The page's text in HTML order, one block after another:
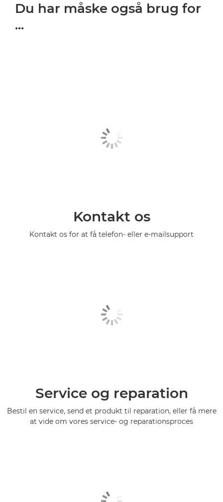
Du har måske også brug for
...
Kontakt os
Kontakt os for at få telefon- eller e-mailsupport
Service og reparation
Bestil en service, send et produkt til reparation, eller få mere
at vide om vores service- og reparationsproces